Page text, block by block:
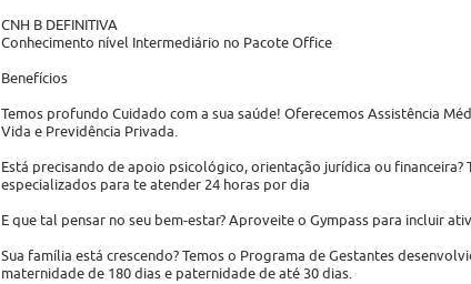
CNH B DEFINITIVA
Conhecimento nível Intermediário no Pacote Office
Benefícios
Temos profundo Cuidado com a sua saúde! Oferecemos Assistência
Vida e Previdência Privada.
Está precisando de apoio psicológico, orientação jurídica ou
especializados para te atender 24 horas por dia
E que tal pensar no seu bem-estar? Aproveite o Gympass para incluir
Sua família está crescendo? Temos o Programa de Gestantes
maternidade de 180 dias e paternidade de até 30 dias.